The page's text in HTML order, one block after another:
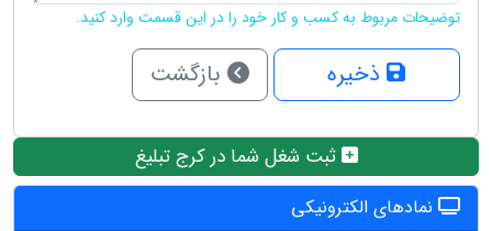
توضیحات مربوط به کسب و کار خود را در این قسمت وارد کنید.
ذخیره بازگشت
ثبت شغل شما در کرج تبلیغ
نمادهای الکترونیکی